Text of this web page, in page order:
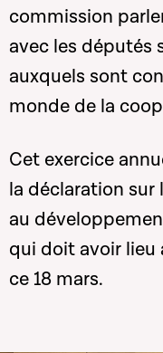
commission
avec les députés
auxquels sont
monde de la
Cet exercice
la déclaration
au
qui doit avoir lieu
ce 18 mars.